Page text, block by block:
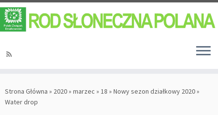
Strona Główna » 2020» marzec » 18 » Nowy sezon działkowy 2020»
Water drop